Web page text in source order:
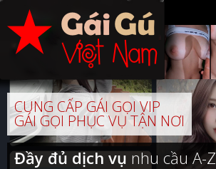
CUNG CẤP GÁI GỌI VIP
GÁI GỌI PHỤC VỤ TẬN NƠI
Đầy đủ dịch vụnhu cầu A-Z